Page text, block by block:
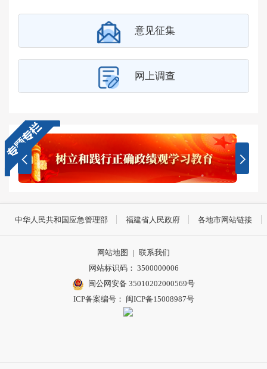
意见征集
网上调查
中华人民共和国应急管理部 福建省人民政府 各地市网站链接
网站地图 | 联系我们
网站标识码： 3500000006
闽公网安备 35010202000569号
ICP备案编号： 闽ICP备15008987号